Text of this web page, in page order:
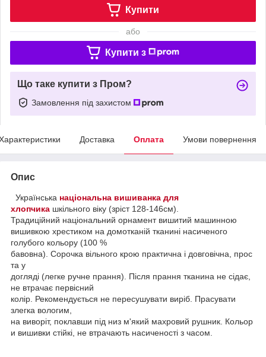
Купити
або
Купити з
Що таке купити з Пром?
Замовлення під захистом
Доставка Оплата Умови повернення
Опис
Українська національна вишиванка для
хлопчика шкільного віку (зріст 128-146см).
Традиційний національний орнамент вишитий машинною
вишивкою хрестиком на домотканій тканині насиченого
голубого кольору (100 %
бавовна). Сорочка вільного крою практична і довговічна, прос
та у
догляді (легке ручне прання). Після прання тканина не сідає,
не втрачає первісний
колір. Рекомендується не пересушувати виріб. Прасувати
злегка вологим,
на виворіт, поклавши під низ м'який махровий рушник. Кольор
и вишивки стійкі, не втрачають насиченості з часом.